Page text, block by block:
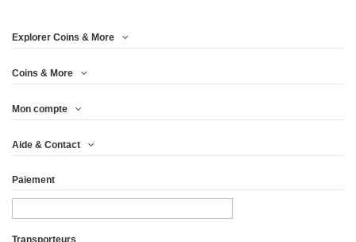
Explorer Coins & More
Coins & More
Mon compte
Aide & Contact
Paiement
Transporteurs